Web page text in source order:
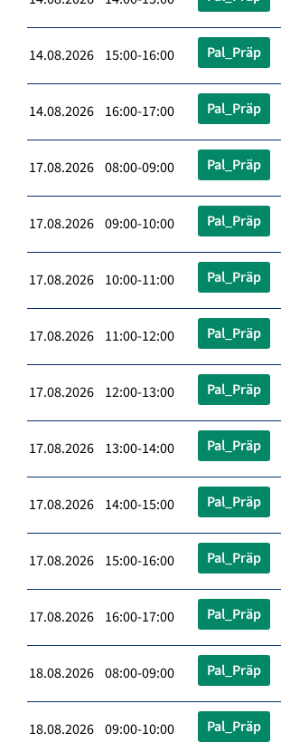
14.08.2026 15:00-16:00 Pal_Präp
14.08.2026 16:00-17:00 Pal_Präp
17.08.2026 08:00-09:00 Pal_Präp
17.08.2026 09:00-10:00 Pal_Präp
17.08.2026 10:00-11:00 Pal_Präp
17.08.2026 11:00-12:00 Pal_Präp
17.08.2026 12:00-13:00 Pal_Präp
17.08.2026 13:00-14:00 Pal_Präp
17.08.2026 14:00-15:00 Pal_Präp
17.08.2026 15:00-16:00 Pal_Präp
17.08.2026 16:00-17:00 Pal_Präp
18.08.2026 08:00-09:00 Pal_Präp
18.08.2026 09:00-10:00 Pal_Präp